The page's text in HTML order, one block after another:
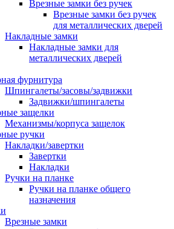
Врезные замки без ручек
Врезные замки без ручек
для металлических дверей
Накладные замки
Накладные замки для
металлических дверей
фурнитура
Шпингалеты/засовы/задвижки
Задвижки/шпингалеты
защелки
Механизмы/корпуса защелок
ручки
Накладки/завертки
Завертки
Накладки
Ручки на планке
Ручки на планке общего
назначения
Врезные замки